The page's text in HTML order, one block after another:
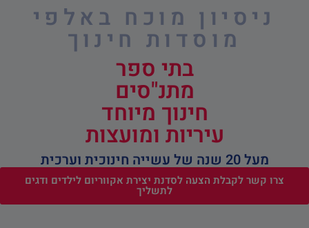
ניסיון מוכח באלפי
מוסדות חינוך
בתי ספר
מתנ"סים
חינוך מיוחד
עיריות ומועצות
מעל 20 שנה של עשייה חינוכית וערכית
צרו קשר לקבלת הצעה לסדנת יצירת אקווריום לילדים ודגים
לתשליך